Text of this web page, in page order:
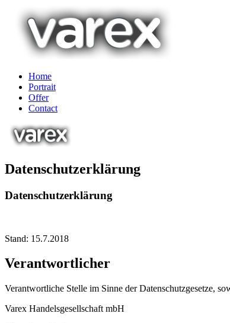
Home
Portrait
Offer
Contact
Datenschutzerklärung
Datenschutzerklärung
Stand: 15.7.2018
Verantwortlicher
Verantwortliche Stelle im Sinne der Datenschutzgesetze,
Varex Handelsgesellschaft mbH